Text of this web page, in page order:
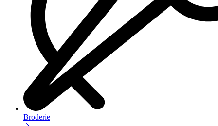
Broderie